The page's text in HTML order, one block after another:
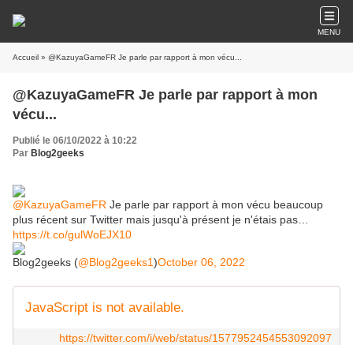
MENU
Accueil » @KazuyaGameFR Je parle par rapport à mon vécu...
@KazuyaGameFR Je parle par rapport à mon
vécu...
Publié le 06/10/2022 à 10:22
Par Blog2geeks
@KazuyaGameFR Je parle par rapport à mon vécu beaucoup
plus récent sur Twitter mais jusqu'à présent je n'étais pas…
https://t.co/gulWoEJX10
Blog2geeks (@Blog2geeks1)October 06, 2022
JavaScript is not available.
https://twitter.com/i/web/status/1577952454553092097